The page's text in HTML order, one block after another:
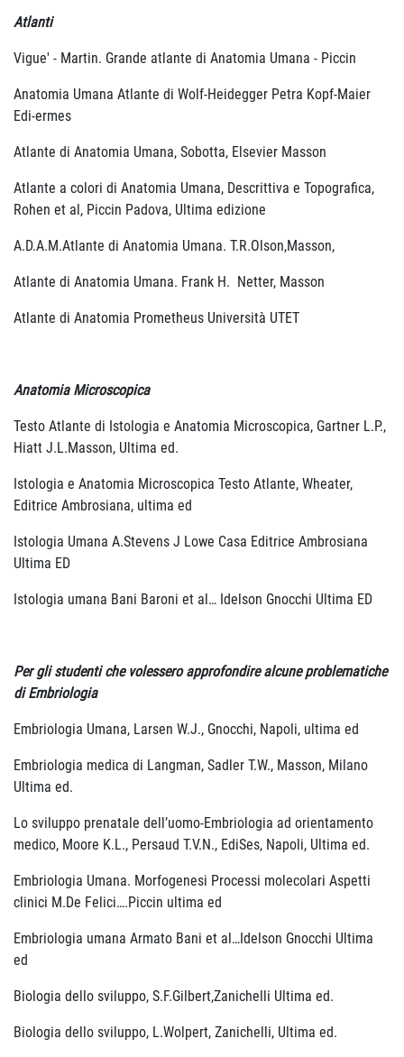
Atlanti
Vigue' - Martin. Grande atlante di Anatomia Umana - Piccin
Anatomia Umana Atlante di Wolf-Heidegger Petra Kopf-Maier
Edi-ermes
Atlante di Anatomia Umana, Sobotta, Elsevier Masson
Atlante a colori di Anatomia Umana, Descrittiva e Topografica,
Rohen et al, Piccin Padova, Ultima edizione
A.D.A.M.Atlante di Anatomia Umana. T.R.Olson,Masson,
Atlante di Anatomia Umana. Frank H. Netter, Masson
Atlante di Anatomia Prometheus Università UTET
Anatomia Microscopica
Testo Atlante di Istologia e Anatomia Microscopica, Gartner L.P.,
Hiatt J.L.Masson, Ultima ed.
Istologia e Anatomia Microscopica Testo Atlante, Wheater,
Editrice Ambrosiana, ultima ed
Istologia Umana A.Stevens J Lowe Casa Editrice Ambrosiana
Ultima ED
Istologia umana Bani Baroni et al… Idelson Gnocchi Ultima ED
Per gli studenti che volessero approfondire alcune problematiche
di Embriologia
Embriologia Umana, Larsen W.J., Gnocchi, Napoli, ultima ed
Embriologia medica di Langman, Sadler T.W., Masson, Milano
Ultima ed.
Lo sviluppo prenatale dell’uomo-Embriologia ad orientamento
medico, Moore K.L., Persaud T.V.N., EdiSes, Napoli, Ultima ed.
Embriologia Umana. Morfogenesi Processi molecolari Aspetti
clinici M.De Felici….Piccin ultima ed
Embriologia umana Armato Bani et al…Idelson Gnocchi Ultima
ed
Biologia dello sviluppo, S.F.Gilbert,Zanichelli Ultima ed.
Biologia dello sviluppo, L.Wolpert, Zanichelli, Ultima ed.